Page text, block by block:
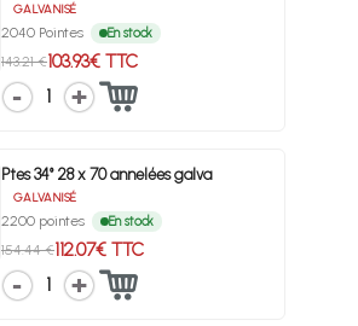
GALVANISÉ
2040 Pointes En stock
143.21 €103.93€ TTC
1
Ptes 34° 28 x 70 annelées galva
GALVANISÉ
2200 pointes En stock
154.44 €112.07€ TTC
1